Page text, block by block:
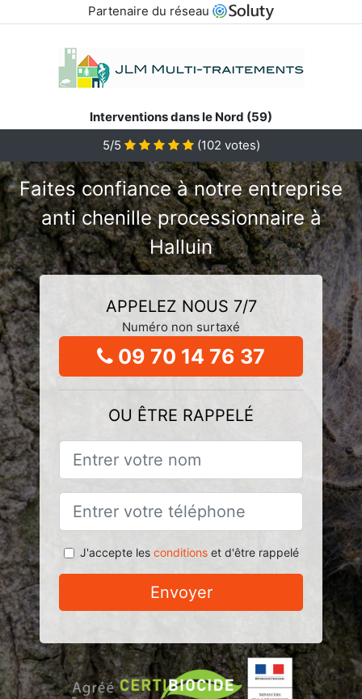
Partenaire du réseau
Interventions dans le Nord (59)
5/5
(102 votes)
Faites confiance à notre entreprise
anti chenille processionnaire à
Halluin
APPELEZ NOUS 7/7
Numéro non surtaxé
09 70 14 76 37
OU ÊTRE RAPPELÉ
J'accepte les conditionset d'être rappelé
Envoyer